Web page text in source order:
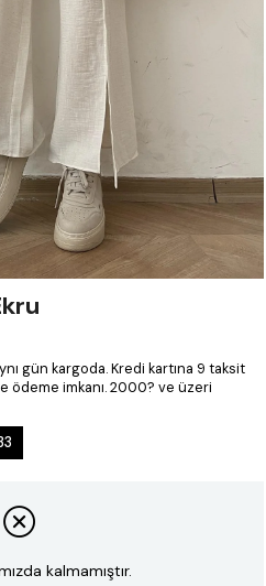
gün kargoda.Kredi kartına 9 taksit
ödeme imkanı.2000? ve üzeri
kalmamıştır.